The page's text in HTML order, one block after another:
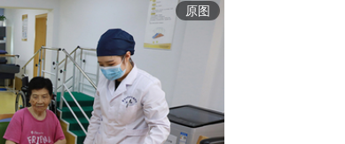
原图